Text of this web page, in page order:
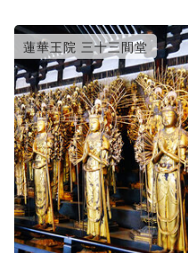
蓮華王院 三十三間堂